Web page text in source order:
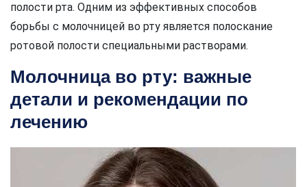
полости рта. Одним из эффективных способов
борьбы с молочницей во рту является полоскание
ротовой полости специальными растворами.
Молочница во рту: важные
детали и рекомендации по
лечению